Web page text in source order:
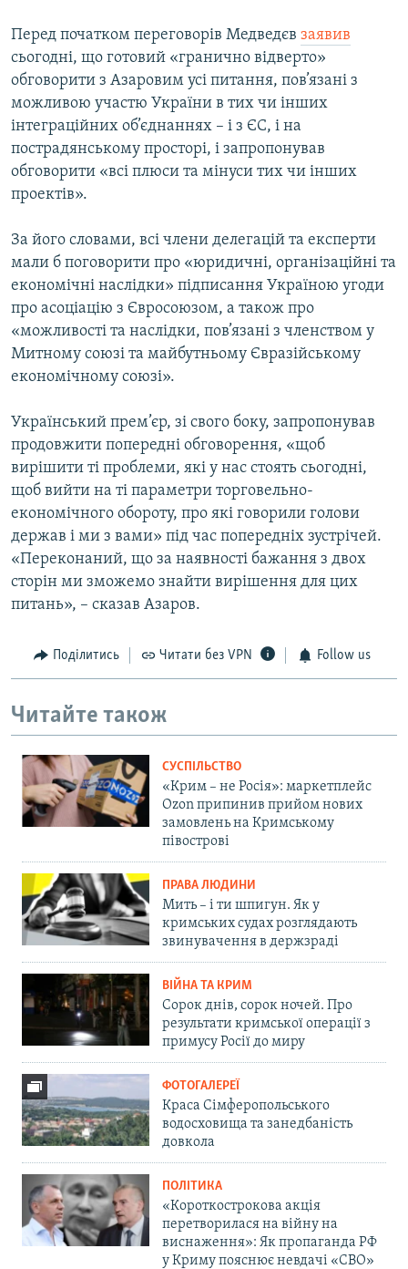
Перед початком переговорів Медведєв заявив
сьогодні, що готовий «гранично відверто»
обговорити з Азаровим усі питання, пов’язані з
можливою участю України в тих чи інших
інтеграційних об’єднаннях – і з ЄС, і на
пострадянському просторі, і запропонував
обговорити «всі плюси та мінуси тих чи інших
проектів».
За його словами, всі члени делегацій та експерти
мали б поговорити про «юридичні, організаційні та
економічні наслідки» підписання Україною угоди
про асоціацію з Євросоюзом, а також про
«можливості та наслідки, пов’язані з членством у
Митному союзі та майбутньому Євразійському
економічному союзі».
Український прем’єр, зі свого боку, запропонував
продовжити попередні обговорення, «щоб
вирішити ті проблеми, які у нас стоять сьогодні,
щоб вийти на ті параметри торговельно-
економічного обороту, про які говорили голови
держав і ми з вами» під час попередніх зустрічей.
«Переконаний, що за наявності бажання з двох
сторін ми зможемо знайти вирішення для цих
питань», – сказав Азаров.
Поділитись Читати без VPN Follow us
Читайте також
СУСПІЛЬСТВО
«Крим – не Росія»: маркетплейс
Ozon припинив прийом нових
замовлень на Кримському
півострові
ПРАВА ЛЮДИНИ
Мить – і ти шпигун. Як у
кримських судах розглядають
звинувачення в держзраді
ВІЙНА ТА КРИМ
Сорок днів, сорок ночей. Про
результати кримської операції з
примусу Росії до миру
ФОТОГАЛЕРЕЇ
Краса Сімферопольського
водосховища та занедбаність
довкола
ПОЛІТИКА
«Короткострокова акція
перетворилася на війну на
виснаження»: Як пропаганда РФ
у Криму пояснює невдачі «СВО»